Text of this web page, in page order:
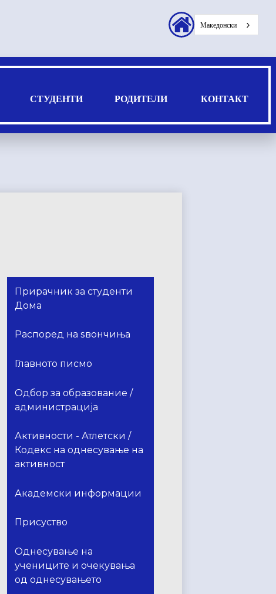
СТУДЕНТИ РОДИТЕЛИ КОНТАКТ
Заглавие
секундарниМакедонски
Прирачник за студенти
Дома
Распоред на ѕвончиња
Главното писмо
Одбор за образование /
администрација
Активности - Атлетски /
Кодекс на однесување на
активност
Академски информации
Присуство
Однесување на
учениците и очекувања
од однесувањето